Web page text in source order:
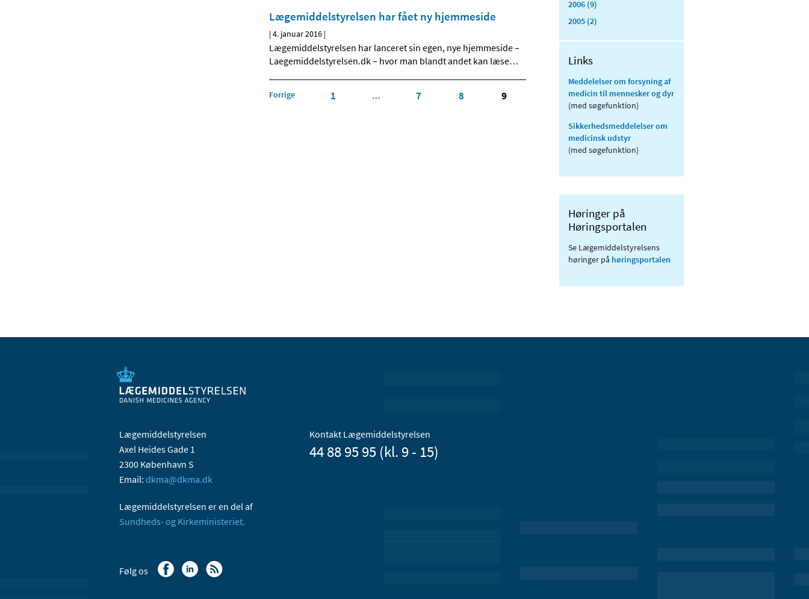
Lægemiddelstyrelsen har fået ny hjemmeside
|4. januar 2016 |
Lægemiddelstyrelsen har lanceret sin egen, nye hjemmeside –
Laegemiddelstyrelsen.dk – hvor man blandt andet kan læse…
Forrige 1 … 7 8 9
2006 (9)
2005 (2)
Links
Meddelelser om forsyning af
medicin til mennesker og dyr
(med søgefunktion)
Sikkerhedsmeddelelser om
medicinsk udstyr
(med søgefunktion)
Høringer på
Høringsportalen
Se Lægemiddelstyrelsens
høringer på høringsportalen
Lægemiddelstyrelsen
Axel Heides Gade 1
2300 København S
Email: dkma@dkma.dk
Lægemiddelstyrelsen er en del af
Sundheds- og Kirkeministeriet.
Kontakt Lægemiddelstyrelsen
44 88 95 95 (kl. 9 - 15)
Følg os